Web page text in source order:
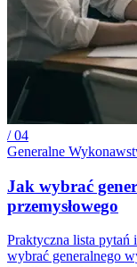
/04
Generalne
Jak wybrać
przemysłowego
Praktyczna lista
wybrać generalnego